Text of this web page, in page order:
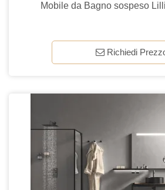
Mobile da Bagno sospeso
Richiedi